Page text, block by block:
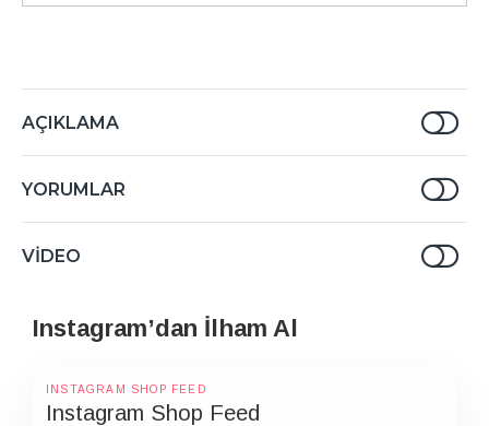
AÇIKLAMA
YORUMLAR
VIDEO
Instagram’dan İlham Al
INSTAGRAM SHOP FEED
Instagram Shop Feed